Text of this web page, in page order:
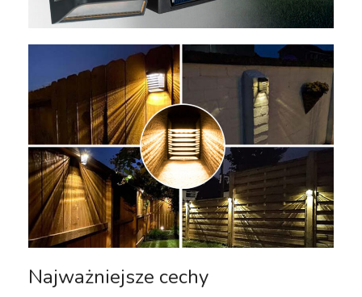
Najważniejsze cechy